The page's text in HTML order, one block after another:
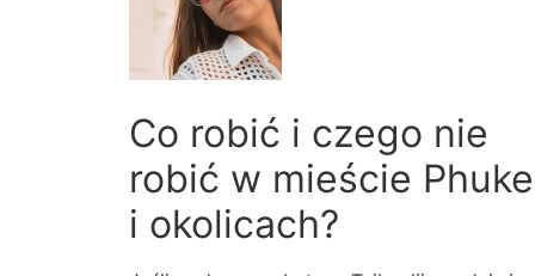
Co robić i czego nie
robić w mieście
i okolicach?